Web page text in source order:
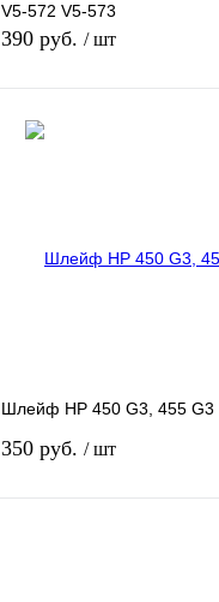
V5-572 V5-573
390 руб. / шт
наличии
Шлейф HP 450 G3, 455 G3
350 руб. / шт